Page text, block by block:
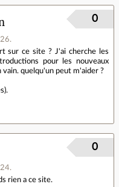
.
0
sur ce site ? J'ai cherche les
pour les nouveaux
quelqu'un peut m'aider ?
).
.
0
rien a ce site.